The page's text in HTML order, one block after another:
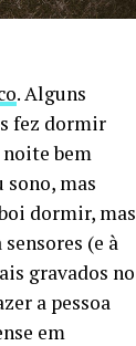
. Alguns
fez dormir
noite bem
mas
dormir, mas
(e à
gravados no
a pessoa
em